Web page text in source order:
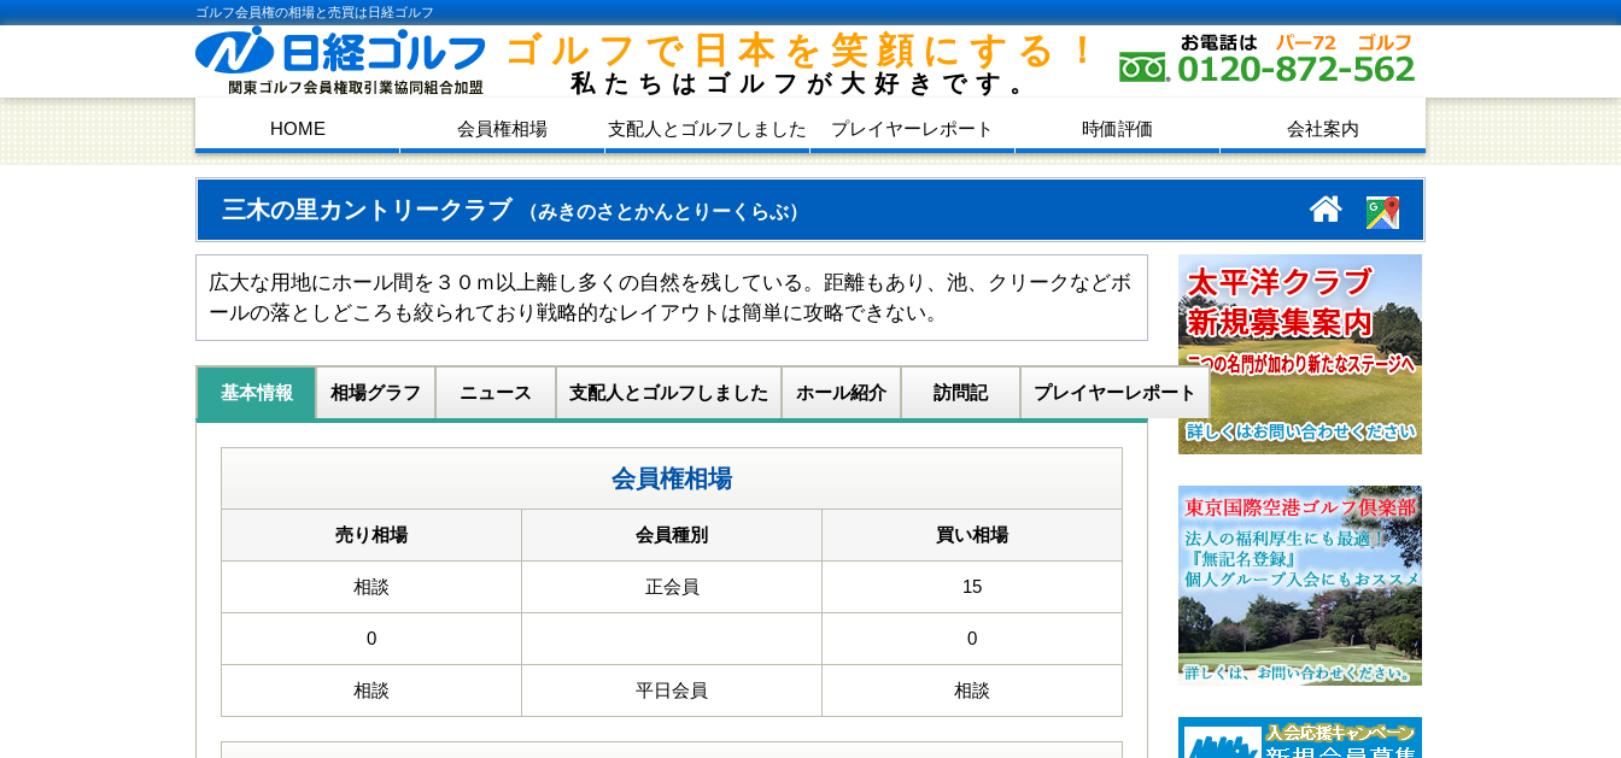
ゴルフ会員権の相場と売買は日経ゴルフ
ゴルフで日本を笑顔にする！
私たちはゴルフが大好きです。
HOME 会員権相場 支配人とゴルフしました プレイヤーレポート 時価評価 会社案内
三木の里カントリークラブ （みきのさとかんとりーくらぶ）
広大な用地にホール間を３０ｍ以上離し多くの自然を残している。距離もあり、池、クリークなどボ
ールの落としどころも絞られており戦略的なレイアウトは簡単に攻略できない。
基本情報 相場グラフ ニュース 支配人とゴルフしました ホール紹介 訪問記 プレイヤーレポート
会員権相場
売り相場 会員種別 買い相場
相談 正会員 15
0 0
相談 平日会員 相談